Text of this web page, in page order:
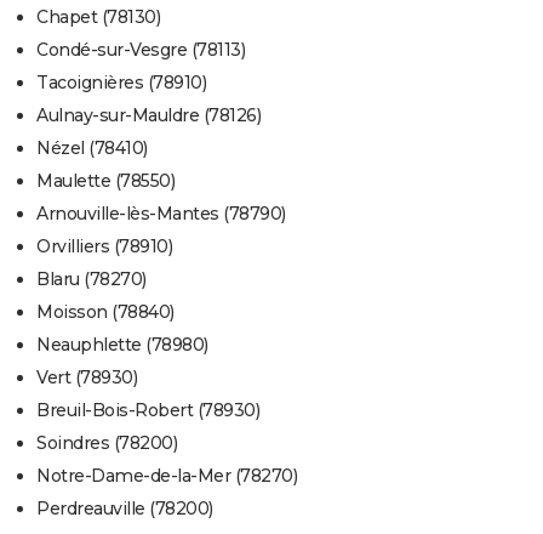
Chapet (78130)
Condé-sur-Vesgre (78113)
Tacoignières (78910)
Aulnay-sur-Mauldre (78126)
Nézel (78410)
Maulette (78550)
Arnouville-lès-Mantes (78790)
Orvilliers (78910)
Blaru (78270)
Moisson (78840)
Neauphlette (78980)
Vert (78930)
Breuil-Bois-Robert (78930)
Soindres (78200)
Notre-Dame-de-la-Mer (78270)
Perdreauville (78200)